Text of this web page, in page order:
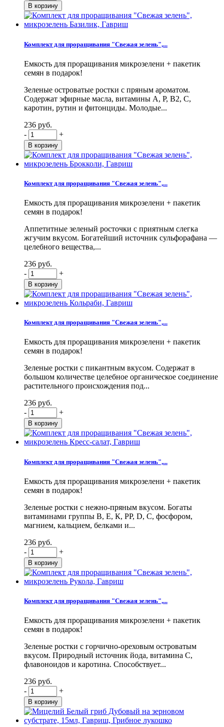
Комплект для проращивания "Свежая зелень",...
Емкость для проращивания микрозелени + пакетик
семян в подарок!
Зеленые островатые ростки с пряным ароматом.
Содержат эфирные масла, витамины А, Р, В2, С,
каротин, рутин и фитонциды. Молодые...
236 руб.
-
+
Комплект для проращивания "Свежая зелень",...
Емкость для проращивания микрозелени + пакетик
семян в подарок!
Аппетитные зеленый росточки с приятным слегка
жгучим вкусом. Богатейший источник сульфорафана —
целебного вещества,...
236 руб.
-
+
Комплект для проращивания "Свежая зелень",...
Емкость для проращивания микрозелени + пакетик
семян в подарок!
Зеленые ростки с пикантным вкусом. Содержат в
большом количестве целебное органическое соединение
растительного происхождения под...
236 руб.
-
+
Комплект для проращивания "Свежая зелень",...
Емкость для проращивания микрозелени + пакетик
семян в подарок!
Зеленые ростки с нежно-пряным вкусом. Богаты
витаминами группы В, Е, К, PP, D, С, фосфором,
магнием, кальцием, белками и...
236 руб.
-
+
Комплект для проращивания "Свежая зелень",...
Емкость для проращивания микрозелени + пакетик
семян в подарок!
Зеленые ростки с горчично-ореховым островатым
вкусом. Природный источник йода, витамина С,
флавоноидов и каротина. Способствует...
236 руб.
-
+